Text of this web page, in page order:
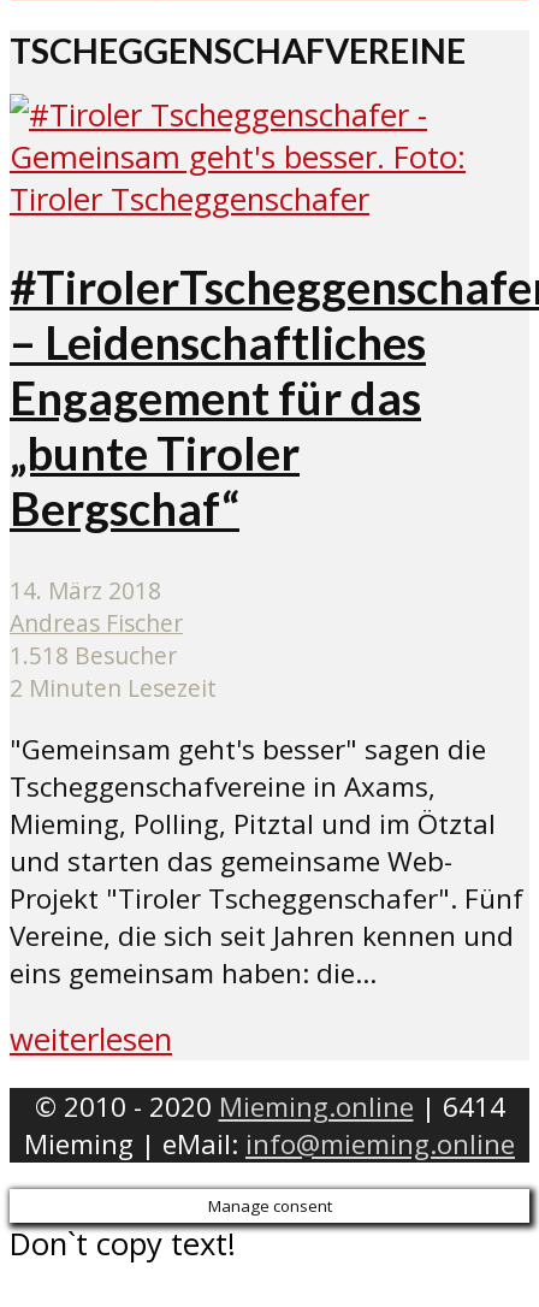
TSCHEGGENSCHAFVEREINE
– Leidenschaftliches
Engagement für das
„bunte Tiroler
Bergschaf“
14. März 2018
Andreas Fischer
1.518 Besucher
2 Minuten Lesezeit
"Gemeinsam geht's besser" sagen die
Tscheggenschafvereine in Axams,
Mieming, Polling, Pitztal und im Ötztal
und starten das gemeinsame Web-
Projekt "Tiroler Tscheggenschafer". Fünf
Vereine, die sich seit Jahren kennen und
eins gemeinsam haben: die...
weiterlesen
© 2010 - 2020 Mieming.online | 6414
Mieming | eMail: info@mieming.online
Manage consent
Don`t copy text!